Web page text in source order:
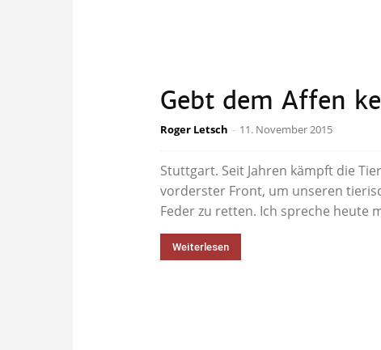
Gebt dem Affen
Roger Letsch - 11. November 2015
Stuttgart. Seit Jahren kämpft die
vorderster Front, um unseren
Feder zu retten. Ich spreche heute
Weiterlesen